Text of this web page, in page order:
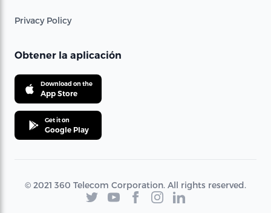
Privacy Policy
Obtener la aplicación
Download on the
App Store
Get it on
Google Play
© 2021 360 Telecom Corporation. All rights reserved.